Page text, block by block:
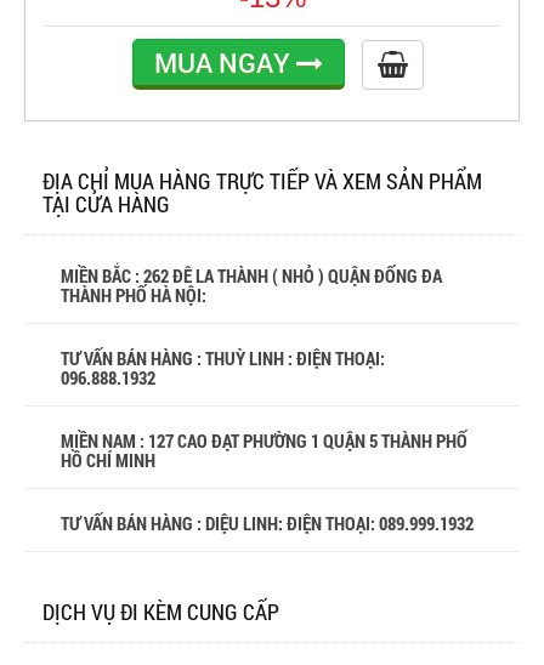
MUA NGAY
ĐỊA CHỈ MUA HÀNG TRỰC TIẾP VÀ XEM SẢN PHẨM
TẠI CỬA HÀNG
MIỀN BẮC : 262 ĐÊ LA THÀNH ( NHỎ ) QUẬN ĐỐNG ĐA
THÀNH PHỐ HÀ NỘI:
TƯ VẤN BÁN HÀNG : THUỲ LINH : ĐIỆN THOẠI:
096.888.1932
MIỀN NAM : 127 CAO ĐẠT PHƯỜNG 1 QUẬN 5 THÀNH PHỐ
HỒ CHÍ MINH
TƯ VẤN BÁN HÀNG : DIỆU LINH: ĐIỆN THOẠI: 089.999.1932
DỊCH VỤ ĐI KÈM CUNG CẤP